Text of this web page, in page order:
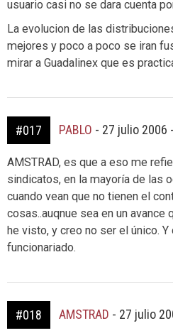
usuario casi no se dara cuenta
La evolucion de las
mejores y poco a poco se iran
mirar a Guadalinex que es
#017 PABLO - 27 julio 2006
AMSTRAD, es que a eso me
sindicatos, en la mayoría de las
cuando vean que no tienen el
cosas..auqnue sea en un avance
he visto, y creo no ser el único.
funcionariado.
#018 AMSTRAD - 27 julio